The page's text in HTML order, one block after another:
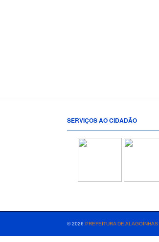
SERVIÇOS AO CIDADÃO
© 2026 PREFEITURA DE ALAGOINHAS